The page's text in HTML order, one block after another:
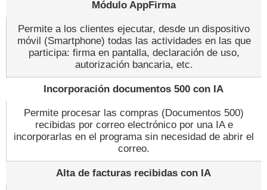
Módulo AppFirma
Permite a los clientes ejecutar, desde un dispositivo
móvil (Smartphone) todas las actividades en las que
participa: firma en pantalla, declaración de uso,
autorización bancaria, etc.
Incorporación documentos 500 con IA
Permite procesar las compras (Documentos 500)
recibidas por correo electrónico por una IA e
incorporarlas en el programa sin necesidad de abrir el
correo.
Alta de facturas recibidas con IA